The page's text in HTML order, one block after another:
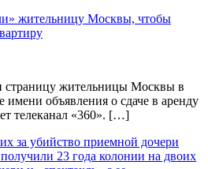
жительницу Москвы, чтобы
жительницы Москвы в
имени объявления о сдаче в аренду
телеканал «360». […]
23 года колонии на двоих